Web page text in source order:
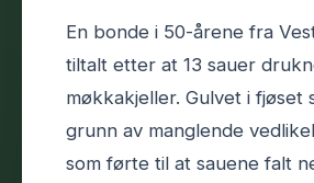
En bonde i 50-årene fra
tiltalt etter at 13 sauer
møkkakjeller. Gulvet i fjøset
grunn av manglende
som førte til at sauene falt